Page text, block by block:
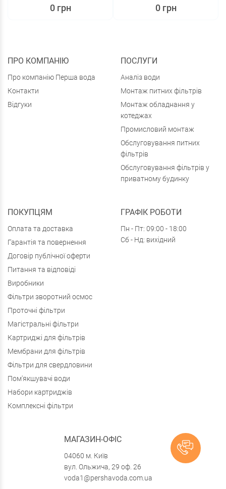
0 грн 0 грн
ПРО КОМПАНІЮ
Про компанію Перша вода
Контакти
Відгуки
ПОСЛУГИ
Аналіз води
Монтаж питних фільтрів
Монтаж обладнання у
котеджах
Промисловий монтаж
Обслуговування питних
фільтрів
Обслуговування фільтрів у
приватному будинку
ПОКУПЦЯМ
Оплата та доставка
Гарантія та повернення
Договір публічної оферти
Питання та відповіді
Виробники
Фільтри зворотний осмос
Проточні фільтри
Магістральні фільтри
Картриджі для фільтрів
Мембрани для фільтрів
Фільтри для свердловини
Пом'якшувачі води
Набори картриджів
Комплексні фільтри
ГРАФІК РОБОТИ
Пн - Пт: 09:00 - 18:00
Сб - Нд: вихідний
МАГАЗИН-ОФІС
04060 м. Київ
вул. Ольжича, 29 оф. 26
voda1@pershavoda.com.ua